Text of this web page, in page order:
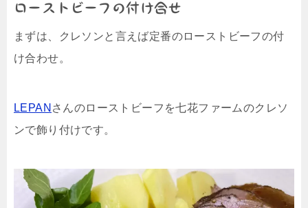
ローストビーフの付け合せ
まずは、クレソンと言えば定番のローストビーフの付
け合わせ。
LEPAN さんのローストビーフを七花ファームのクレソ
ンで飾り付けです。